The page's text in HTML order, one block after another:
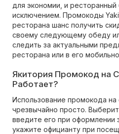
для экономии, и ресторанный
исключением. Промокоды
ресторана шанс получить
своему следующему обеду
следить за актуальными
ресторана или в его
Якитория Промокод на
Работает?
Использование промокода на
чрезвычайно просто.
введите его при оформлении
укажите официанту при